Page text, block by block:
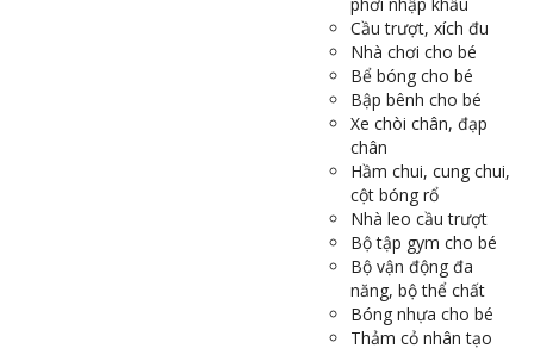
Cầu trượt, xích đu
Nhà chơi cho bé
Bể bóng cho bé
Bập bênh cho bé
Xe chòi chân, đạp
chân
Hầm chui, cung chui,
cột bóng rổ
Nhà leo cầu trượt
Bộ tập gym cho bé
Bộ vận động đa
năng, bộ thể chất
Bóng nhựa cho bé
Thảm cỏ nhân tạo